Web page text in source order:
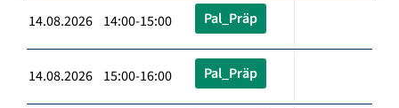
14.08.2026 14:00-15:00 Pal_Präp
14.08.2026 15:00-16:00 Pal_Präp